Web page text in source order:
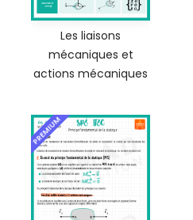
Les liaisons
mécaniques et
actions mécaniques
PREMIUM